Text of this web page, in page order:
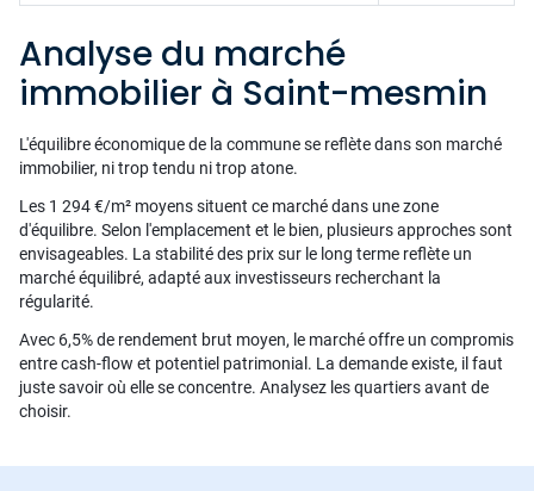
Analyse du marché
immobilier à Saint-mesmin
L'équilibre économique de la commune se reflète dans son marché
immobilier, ni trop tendu ni trop atone.
Les 1 294 €/m² moyens situent ce marché dans une zone
d'équilibre. Selon l'emplacement et le bien, plusieurs approches sont
envisageables. La stabilité des prix sur le long terme reflète un
marché équilibré, adapté aux investisseurs recherchant la
régularité.
Avec 6,5% de rendement brut moyen, le marché offre un compromis
entre cash-flow et potentiel patrimonial. La demande existe, il faut
juste savoir où elle se concentre. Analysez les quartiers avant de
choisir.